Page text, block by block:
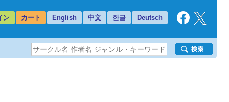
ン カート English 中文 한글 Deutsch